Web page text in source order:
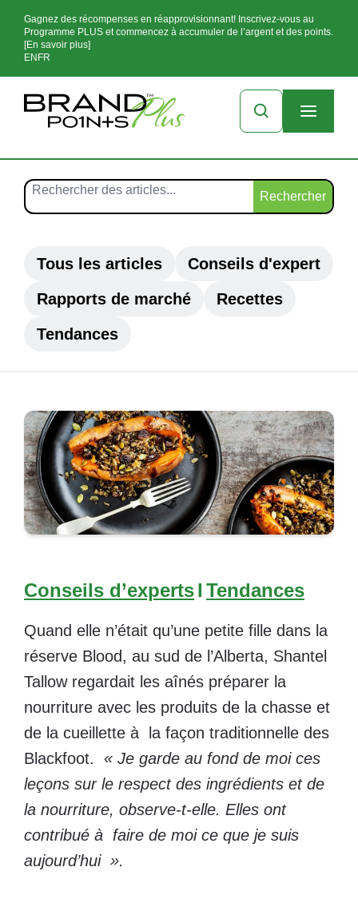
Gagnez des récompenses en réapprovisionnant! Inscrivez-vous au
Programme PLUS et commencez à accumuler de l’argent et des points.
[En savoir plus]
EN FR
Rechercher
Tous les articles
Conseils d'expert
Rapports de marché
Recettes
Tendances
Conseils d’expertsI Tendances
Quand elle n’était qu’une petite fille dans la
réserve Blood, au sud de l’Alberta, Shantel
Tallow regardait les aînés préparer la
nourriture avec les produits de la chasse et
de la cueillette à la façon traditionnelle des
Blackfoot.
« Je garde au fond de moi ces
leçons sur le respect des ingrédients et de
la nourriture, observe-t-elle. Elles ont
contribué à faire de moi ce que je suis
aujourd’hui ».